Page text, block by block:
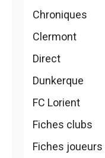
Chroniques
Clermont
Direct
Dunkerque
FC Lorient
Fiches clubs
Fiches joueurs